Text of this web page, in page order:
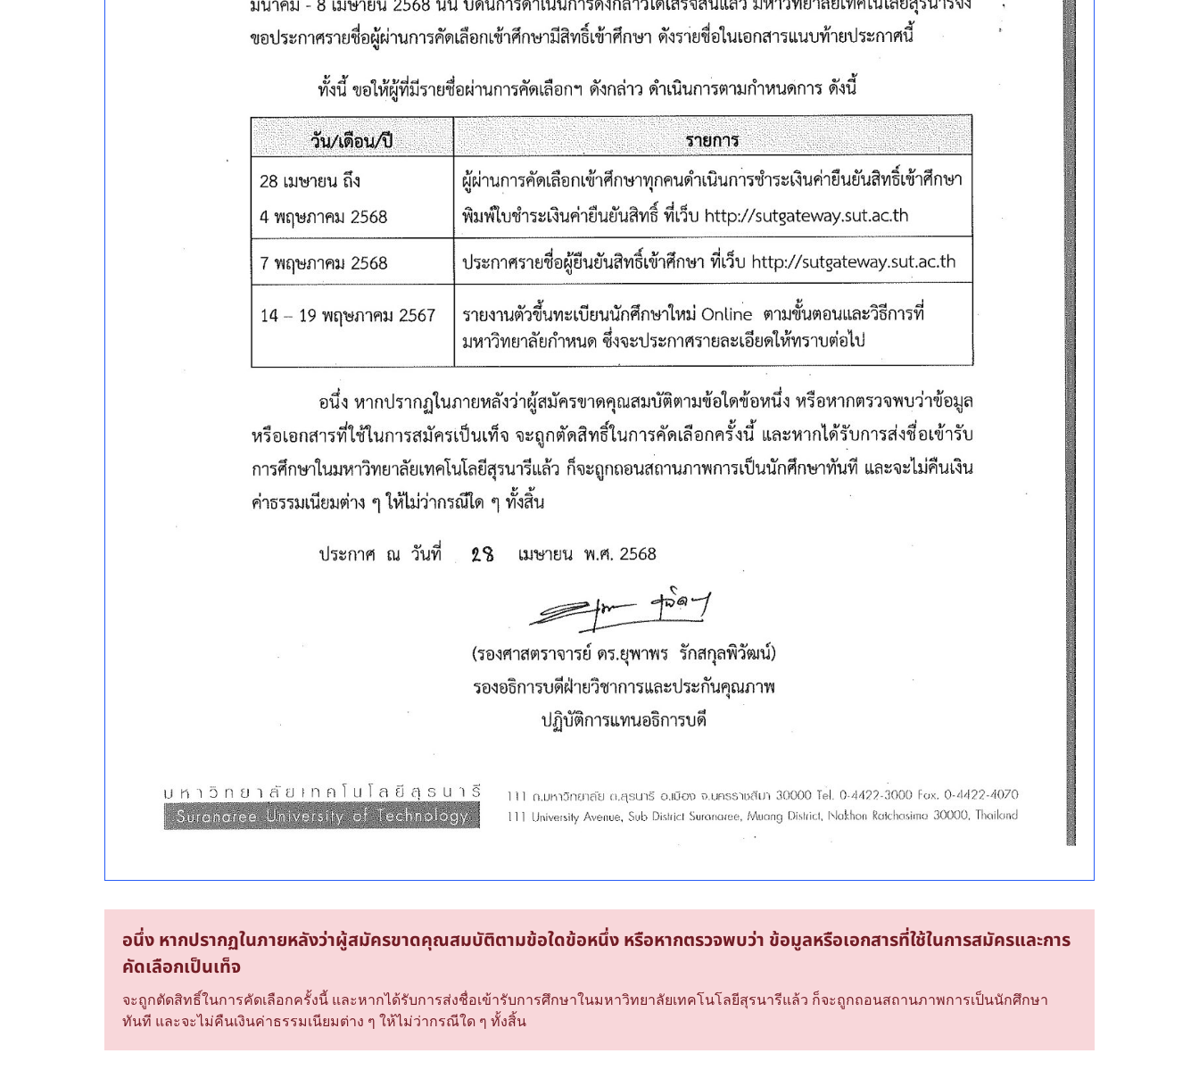
อนึ่ง หากปรากฏในภายหลังว่าผู้สมัครขาดคุณสมบัติตามข้อใดข้อหนึ่ง หรือหากตรวจพบว่า ข้อมูลหรือเอกสารที่ใช้ในการสมัครและการ
คัดเลือกเป็นเท็จ
จะถูกตัดสิทธิ์ในการคัดเลือกครั้งนี้ และหากได้รับการส่งชื่อเข้ารับการศึกษาในมหาวิทยาลัยเทคโนโลยีสุรนารีแล้ว ก็จะถูกถอนสถานภาพการเป็นนักศึกษา
ทันที และจะไม่คืนเงินค่าธรรมเนียมต่าง ๆ ให้ไม่ว่ากรณีใด ๆ ทั้งสิ้น